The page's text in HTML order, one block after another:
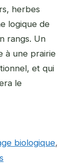
herbes
logique de
rangs. Un
à une prairie
et qui
le
biologique,